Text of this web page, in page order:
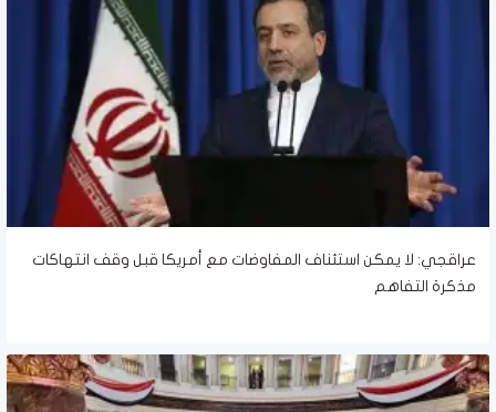
عراقجي: لا يمكن استئناف المفاوضات مع أمريكا قبل وقف انتهاكات
مذكرة التفاهم